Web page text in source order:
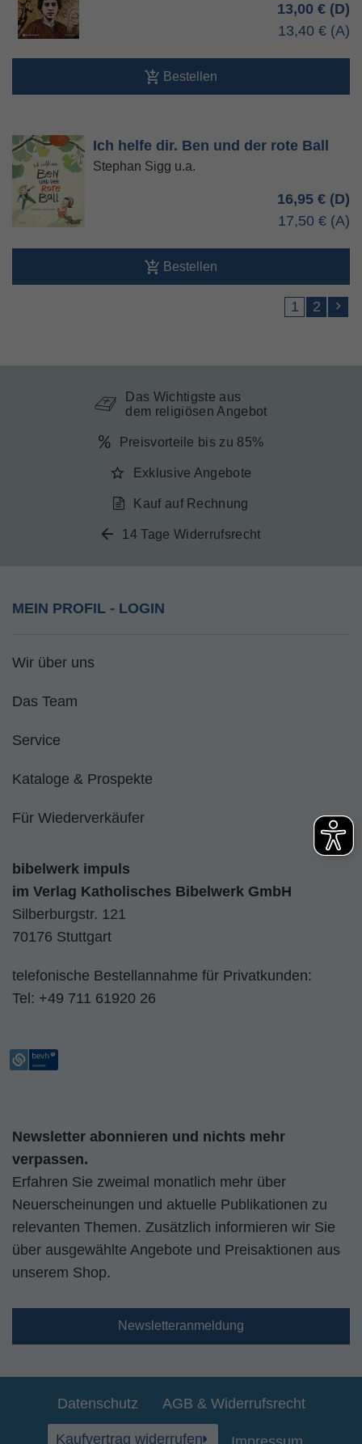
13,00 €
13,40 €
Bestellen
Ich helfe dir. Ben und der rote Ball
Stephan Sigg u.a.
16,95 €
17,50 €
Bestellen
1 2
Das Wichtigste aus
dem religiösen Angebot
Preisvorteile bis zu 85%
Exklusive Angebote
Kauf auf Rechnung
14 Tage Widerrufsrecht
MEIN PROFIL - LOGIN
Wir über uns
Das Team
Service
Kataloge & Prospekte
Für Wiederverkäufer
bibelwerk impuls
im Verlag Katholisches Bibelwerk GmbH
Silberburgstr. 121
70176 Stuttgart
telefonische Bestellannahme für Privatkunden:
Tel: +49 711 61920 26
Newsletter abonnieren und nichts mehr
verpassen.
Erfahren Sie zweimal monatlich mehr über
Neuerscheinungen und aktuelle Publikationen zu
relevanten Themen. Zusätzlich informieren wir Sie
über ausgewählte Angebote und Preisaktionen aus
unserem Shop.
Newsletteranmeldung
Datenschutz AGB & Widerrufsrecht
Kaufvertrag widerrufen